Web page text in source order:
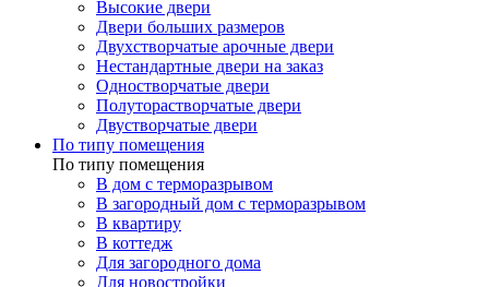
Высокие двери
Двери больших размеров
Двухстворчатые арочные двери
Нестандартные двери на заказ
Одностворчатые двери
Полуторастворчатые двери
Двустворчатые двери
По типу помещения
По типу помещения
В дом с терморазрывом
В загородный дом с терморазрывом
В квартиру
В коттедж
Для загородного дома
Для новостройки